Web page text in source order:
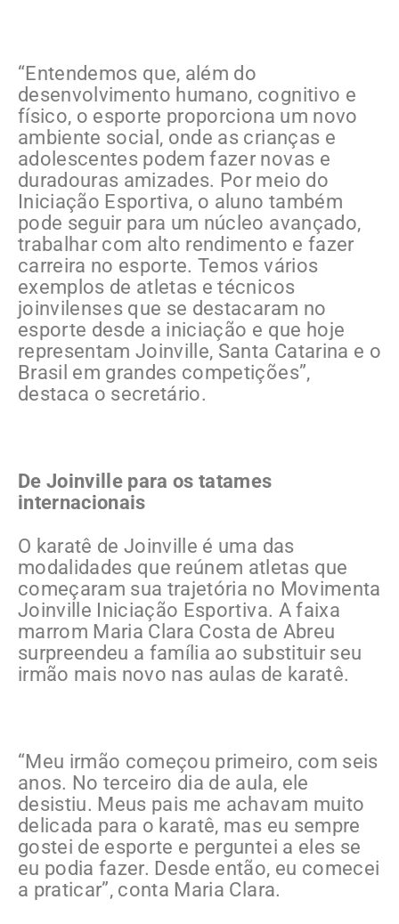
“Entendemos que, além do
desenvolvimento humano, cognitivo e
físico, o esporte proporciona um novo
ambiente social, onde as crianças e
adolescentes podem fazer novas e
duradouras amizades. Por meio do
Iniciação Esportiva, o aluno também
pode seguir para um núcleo avançado,
trabalhar com alto rendimento e fazer
carreira no esporte. Temos vários
exemplos de atletas e técnicos
joinvilenses que se destacaram no
esporte desde a iniciação e que hoje
representam Joinville, Santa Catarina e o
Brasil em grandes competições”,
destaca o secretário.
De Joinville para os tatames
internacionais
O karatê de Joinville é uma das
modalidades que reúnem atletas que
começaram sua trajetória no Movimenta
Joinville Iniciação Esportiva. A faixa
marrom Maria Clara Costa de Abreu
surpreendeu a família ao substituir seu
irmão mais novo nas aulas de karatê.
“Meu irmão começou primeiro, com seis
anos. No terceiro dia de aula, ele
desistiu. Meus pais me achavam muito
delicada para o karatê, mas eu sempre
gostei de esporte e perguntei a eles se
eu podia fazer. Desde então, eu comecei
a praticar”, conta Maria Clara.